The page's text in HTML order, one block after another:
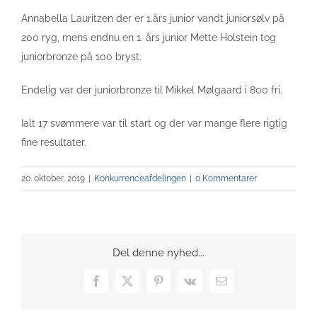
Annabella Lauritzen der er 1.års junior vandt juniorsølv på
200 ryg, mens endnu en 1. års junior Mette Holstein tog
juniorbronze på 100 bryst.
Endelig var der juniorbronze til Mikkel Mølgaard i 800 fri.
Ialt 17 svømmere var til start og der var mange flere rigtig
fine resultater.
20. oktober, 2019 | Konkurrenceafdelingen | 0 Kommentarer
Del denne nyhed...
Facebook
X Pinterest
Vk
E-